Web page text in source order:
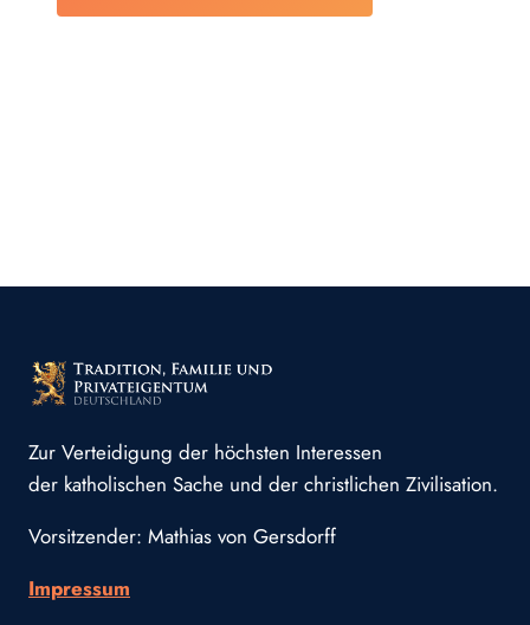
Zur Verteidigung der höchsten Interessen
der katholischen Sache und der christlichen Zivilisation.
Vorsitzender: Mathias von Gersdorff
Impressum